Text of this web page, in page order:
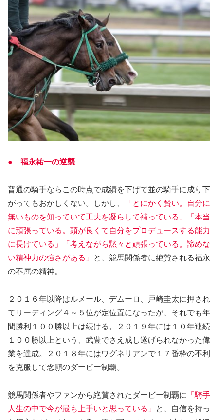
● 福永祐一の逆襲
普通の騎手ならこの時点で成績を下げて並の騎手に成り下
がってもおかしくない。しかし、
「とにかく賢い。自分に
無いものを知っていて工夫を凝らして補っている」「本当
に頑張っている。頭が良くて自分をプロデュースする能力
に長けている」「考えながら黙々と頑張っている。諦めな
い精神力の強さがある」
と、競馬関係者に絶賛される福永
の不屈の精神。
２０１６年以降はルメール、デムーロ、戸崎圭太に押され
てリーディング４～５位が定位置になったが、それでも年
間勝利１００勝以上は続ける。２０１９年には１０年連続
１００勝以上という、武豊でさえ成し遂げられなかった偉
業を達成。２０１８年にはワグネリアンで１７番枠の不利
を克服して念願のダービー制覇。
競馬関係者やファンから絶賛されたダービー制覇に
「騎手
人生の中で今が最も上手いと思っている」
と、自信を持っ